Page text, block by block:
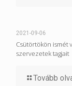
2021-09-06
Csütörtökön ismét
szervezetek tagjait
Tovább